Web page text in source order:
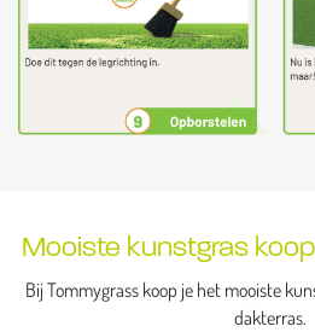
Mooiste kunstgras
Bij Tommygrass koop je het mooiste
dakterras.